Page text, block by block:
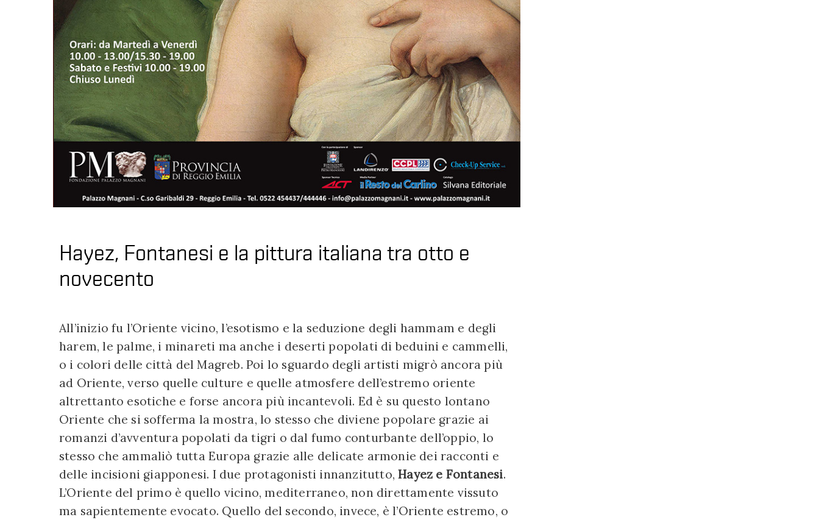
Hayez, Fontanesi e la pittura italiana tra otto e
novecento
All’inizio fu l’Oriente vicino, l’esotismo e la seduzione degli hammam e degli
harem, le palme, i minareti ma anche i deserti popolati di beduini e cammelli,
o i colori delle città del Magreb. Poi lo sguardo degli artisti migrò ancora più
ad Oriente, verso quelle culture e quelle atmosfere dell’estremo oriente
altrettanto esotiche e forse ancora più incantevoli. Ed è su questo lontano
Oriente che si sofferma la mostra, lo stesso che diviene popolare grazie ai
romanzi d’avventura popolati da tigri o dal fumo conturbante dell’oppio, lo
stesso che ammaliò tutta Europa grazie alle delicate armonie dei racconti e
delle incisioni giapponesi. I due protagonisti innanzitutto,Hayez e Fontanesi.
L’Oriente del primo è quello vicino, mediterraneo, non direttamente vissuto
ma sapientemente evocato. Quello del secondo, invece, è l’Oriente estremo, o